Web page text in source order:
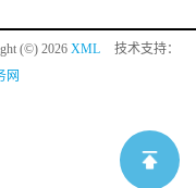
(©) 2026 XML
技术支持：
网